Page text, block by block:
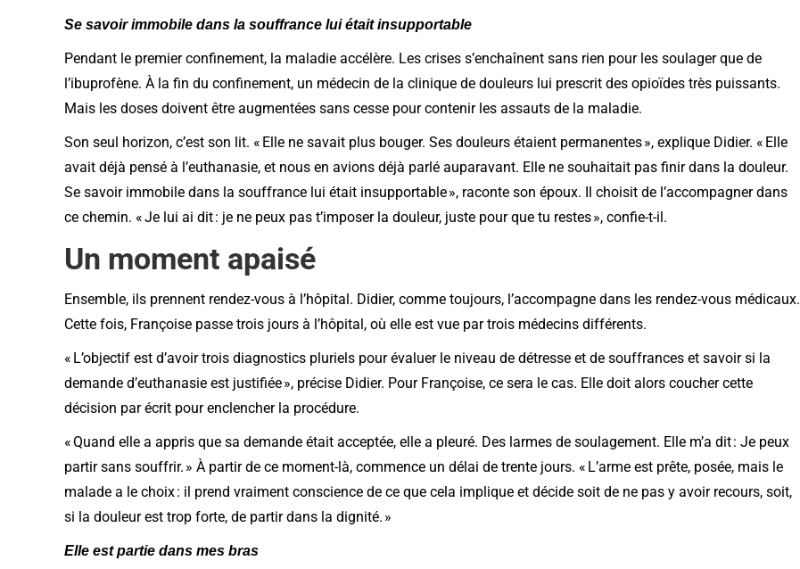
Se savoir immobile dans la souffrance lui était insupportable
Pendant le premier confinement, la maladie accélère. Les crises s’enchaînent sans rien pour les soulager que de
l’ibuprofène. À la fin du confinement, un médecin de la clinique de douleurs lui prescrit des opioïdes très puissants.
Mais les doses doivent être augmentées sans cesse pour contenir les assauts de la maladie.
Son seul horizon, c’est son lit. « Elle ne savait plus bouger. Ses douleurs étaient permanentes », explique Didier. « Elle
avait déjà pensé à l’euthanasie, et nous en avions déjà parlé auparavant. Elle ne souhaitait pas finir dans la douleur.
Se savoir immobile dans la souffrance lui était insupportable », raconte son époux. Il choisit de l’accompagner dans
ce chemin. « Je lui ai dit : je ne peux pas t’imposer la douleur, juste pour que tu restes », confie-t-il.
Un moment apaisé
Ensemble, ils prennent rendez-vous à l’hôpital. Didier, comme toujours, l’accompagne dans les rendez-vous médicaux.
Cette fois, Françoise passe trois jours à l’hôpital, où elle est vue par trois médecins différents.
« L’objectif est d’avoir trois diagnostics pluriels pour évaluer le niveau de détresse et de souffrances et savoir si la
demande d’euthanasie est justifiée », précise Didier. Pour Françoise, ce sera le cas. Elle doit alors coucher cette
décision par écrit pour enclencher la procédure.
« Quand elle a appris que sa demande était acceptée, elle a pleuré. Des larmes de soulagement. Elle m’a dit : Je peux
partir sans souffrir. » À partir de ce moment-là, commence un délai de trente jours. « L’arme est prête, posée, mais le
malade a le choix : il prend vraiment conscience de ce que cela implique et décide soit de ne pas y avoir recours, soit,
si la douleur est trop forte, de partir dans la dignité. »
Elle est partie dans mes bras